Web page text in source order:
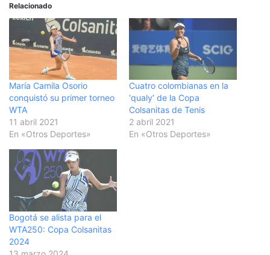
Relacionado
María Camila Osorio
conquistó su primer torneo
WTA
11 abril 2021
En «Otros Deportes»
Cuatro colombianas en la
‘qualy’ de la Copa
Colsanitas de Tenis
2 abril 2021
En «Otros Deportes»
Bogotá se alista para el
WTA250: Copa Colsanitas
2024